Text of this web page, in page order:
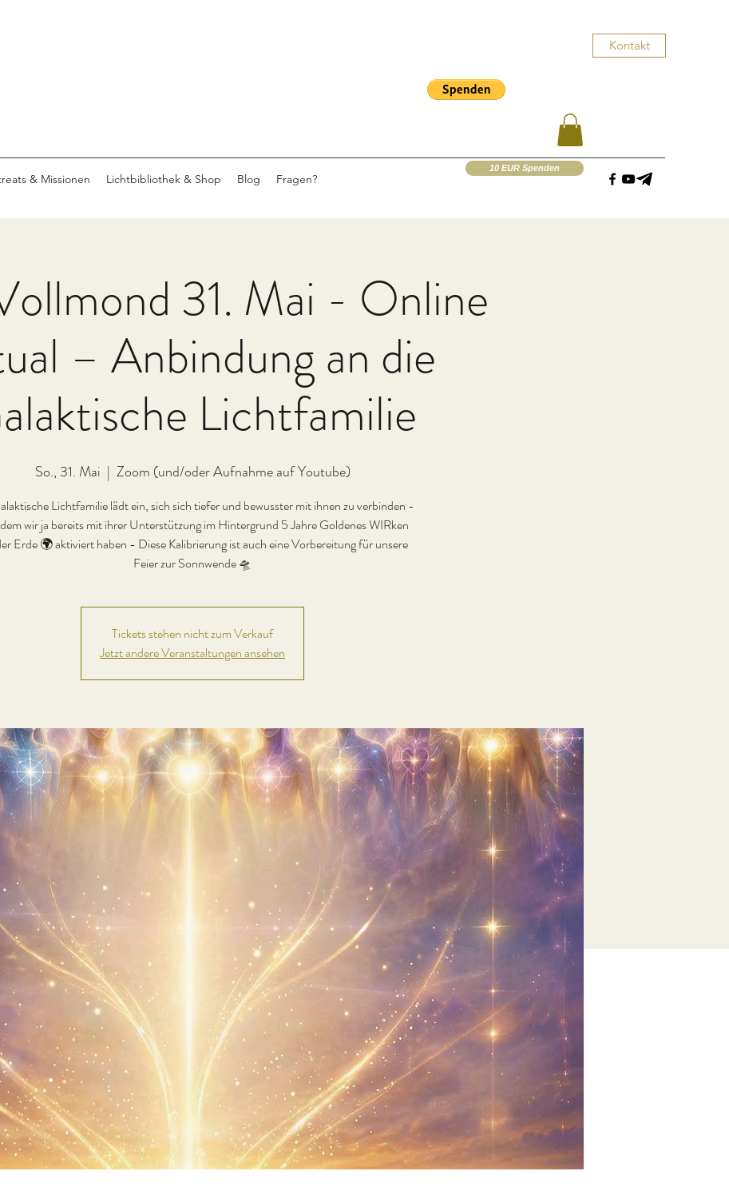
Kontakt
& Missionen Lichtbibliothek & Shop Blog Fragen?
31. Mai - Online
– Anbindung an die
Lichtfamilie
So., 31. Mai
  |
Zoom (und/oder Aufnahme auf Youtube)
Lichtfamilie lädt ein, sich sich tiefer und bewusster mit ihnen zu verbinden -
wir ja bereits mit ihrer Unterstützung im Hintergrund 5 Jahre Goldenes WIRken
Erde 🌍 aktiviert haben - Diese Kalibrierung ist auch eine Vorbereitung für unsere
Feier zur Sonnwende 🛸
Tickets stehen nicht zum Verkauf
Jetzt andere Veranstaltungen ansehen
10 EUR Spenden